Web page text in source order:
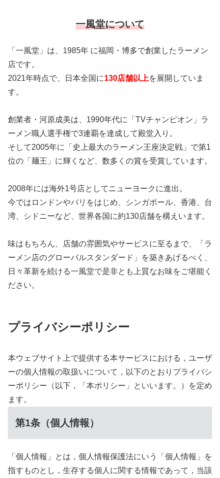
一風堂について
「一風堂」は、1985年 に福岡・博多で創業したラーメン
店です。
2021年時点で、日本全国に130店舗以上を展開していま
す。
創業者・河原成美は、1990年代に「TVチャンピオン」ラ
ーメン職人選手権で3連覇を達成して殿堂入り。
そして2005年に「史上最大のラーメン王座決定戦」で第1
位の「麺王」に輝くなど、数多くの賞を受賞しています。
2008年には海外1号店としてニューヨークに進出。
今ではロンドンやパリをはじめ、シンガポール、香港、台
湾、シドニーなど、世界各国に約130店舗を構えいます。
味はもちろん、店舗の雰囲気やサービスに至るまで、「ラ
ーメン店のグローバルスタンダード」を築きあげるべく、
日々革新を続ける一風堂で是非とも上質なお味をご堪能く
ださい。
プライバシーポリシー
本ウェブサイト上で提供する本サービスにおける，ユーザ
ーの個人情報の取扱いについて，以下のとおりプライバシ
ーポリシー（以下，「本ポリシー」といいます。）を定め
ます。
第1条（個人情報）
「個人情報」とは，個人情報保護法にいう「個人情報」を
指すものとし，生存する個人に関する情報であって，当該